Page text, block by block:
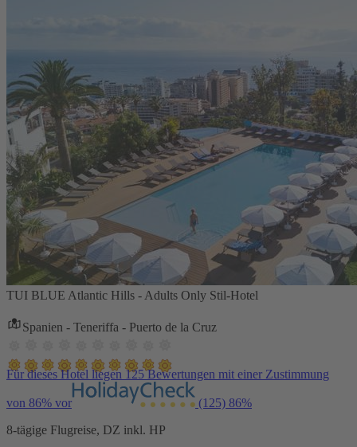
TUI BLUE Atlantic Hills - Adults Only Stil-Hotel
Spanien - Teneriffa - Puerto de la Cruz
Für dieses Hotel liegen 125 Bewertungen mit einer Zustimmung
von 86% vor (125) 86%
8-tägige Flugreise, DZ inkl. HP